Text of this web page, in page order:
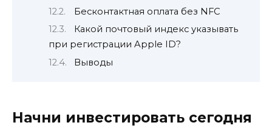
Бесконтактная оплата без NFC
Какой почтовый индекс указывать
при регистрации Apple ID?
Выводы
Начни инвестировать сегодня